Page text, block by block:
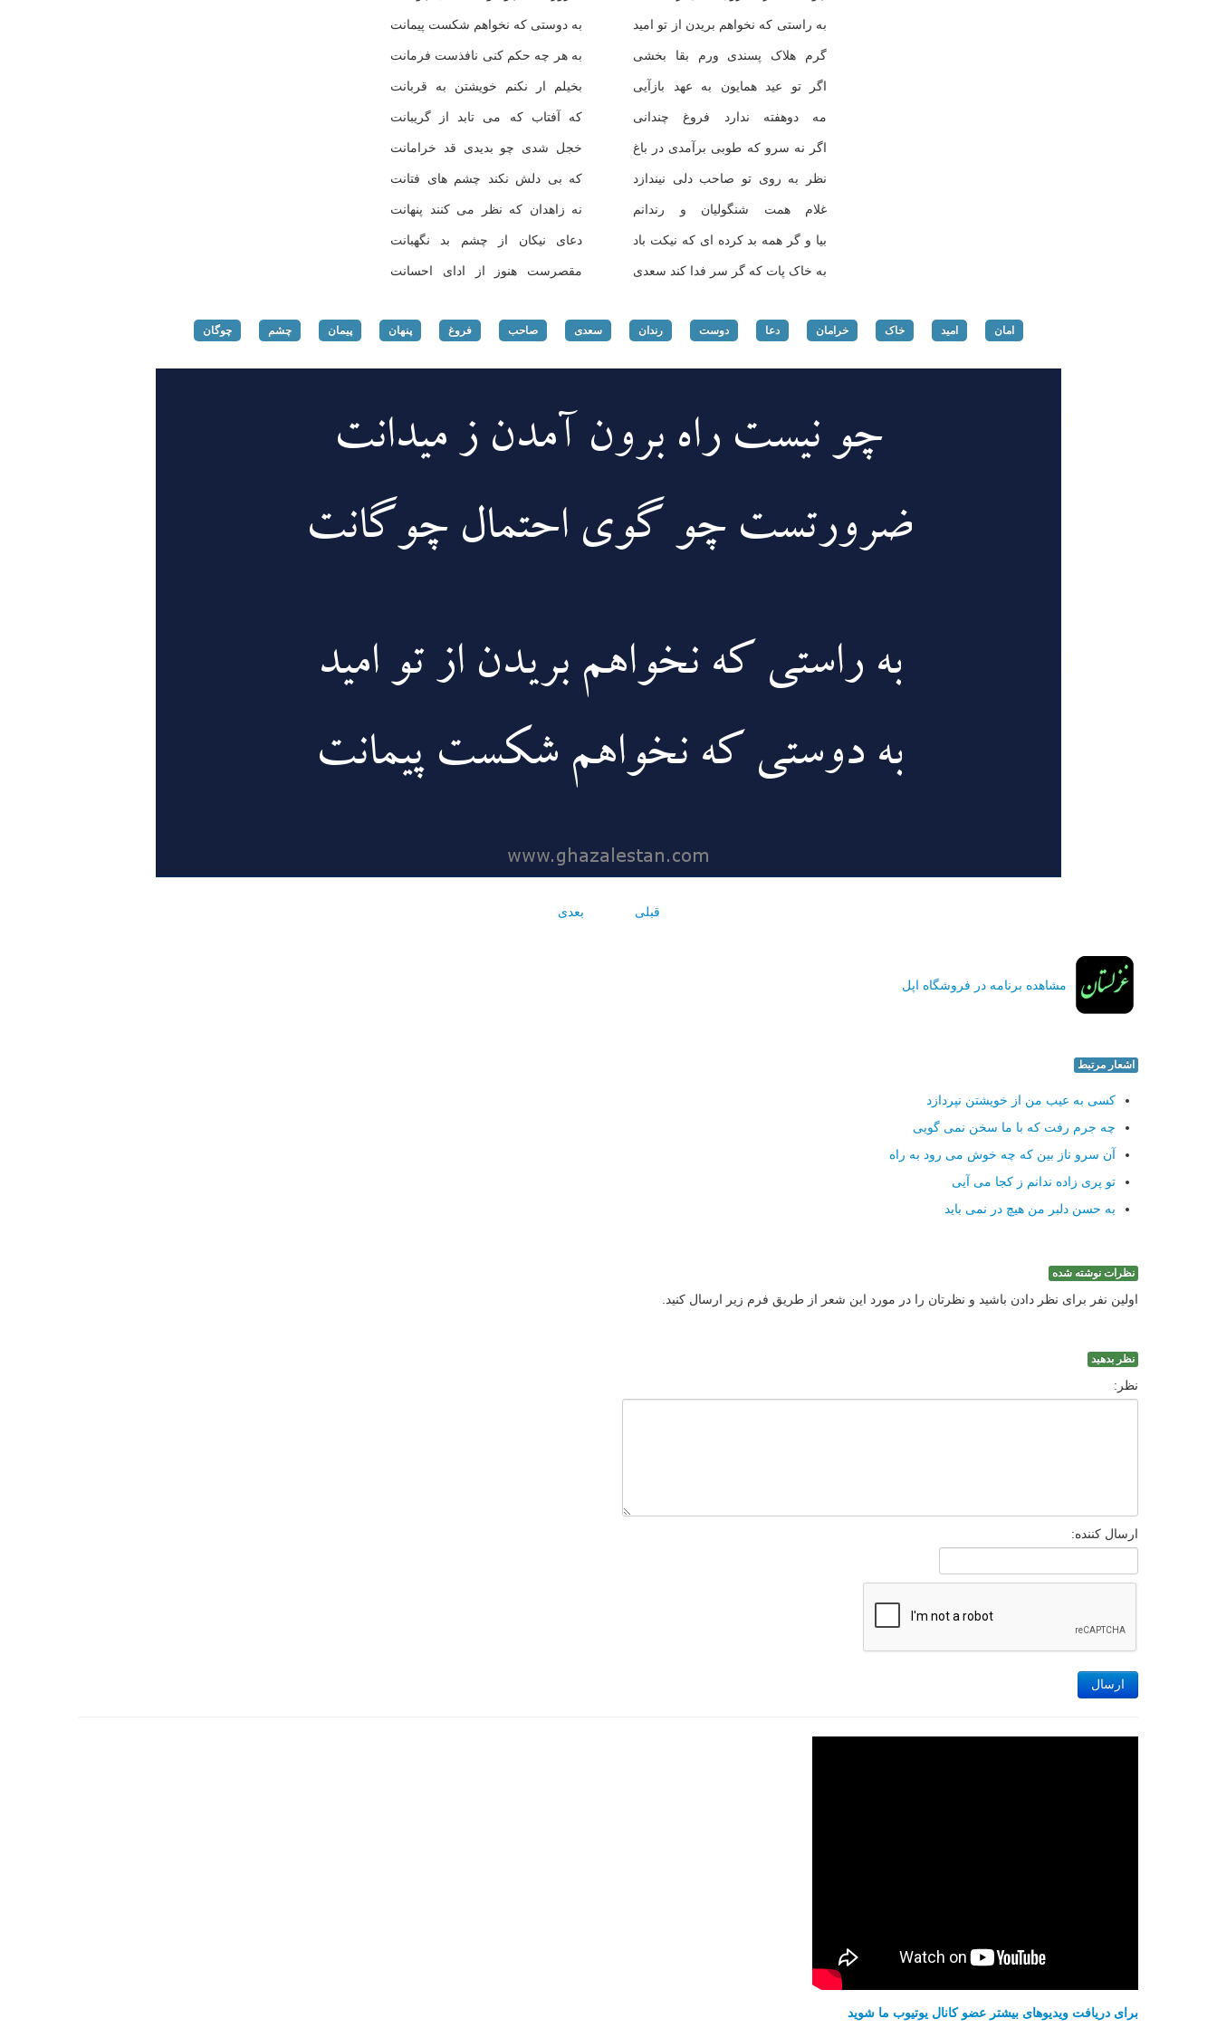
به راستی که نخواهم بریدن از تو امید به دوستی که نخواهم شکست پیمانت
گرم هلاک پسندی ورم بقا بخشی به هر چه حکم کنی نافذست فرمانت
اگر تو عید همایون به عهد بازآیی بخیلم ار نکنم خویشتن به قربانت
مه دوهفته ندارد فروغ چندانی که آفتاب که می تابد از گریبانت
اگر نه سرو که طوبی برآمدی در باغ خجل شدی چو بدیدی قد خرامانت
نظر به روی تو صاحب دلی نیندازد که بی دلش نکند چشم های فتانت
غلام همت شنگولیان و رندانم نه زاهدان که نظر می کنند پنهانت
بیا و گر همه بد کرده ای که نیکت باد دعای نیکان از چشم بد نگهبانت
به خاک پات که گر سر فدا کند سعدی مقصرست هنوز از ادای احسانت
امان امید خاک خرامان دعا دوست رندان سعدی صاحب فروغ پنهان پیمان چشم چوگان
قبلی بعدی
مشاهده برنامه در فروشگاه اپل
اشعار مرتبط
کسی به عیب من از خویشتن نپردازد
چه جرم رفت که با ما سخن نمی گویی
آن سرو ناز بین که چه خوش می رود به راه
تو پری زاده ندانم ز کجا می آیی
به حسن دلبر من هیچ در نمی باید
نظرات نوشته شده
اولین نفر برای نظر دادن باشید و نظرتان را در مورد این شعر از طریق فرم زیر ارسال کنید.
نظر بدهید
نظر:
ارسال کننده:
ارسال
برای دریافت ویدیوهای بیشتر عضو کانال یوتیوب ما شوید